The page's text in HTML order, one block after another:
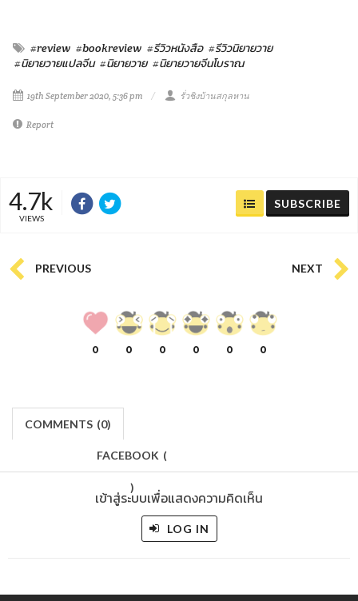
#review #bookreview #รีวิวหนังสือ #รีวิวนิยายวาย
#นิยายวายแปลจีน #นิยายวาย #นิยายวายจีนโบราณ
19th September 2020, 5:36 pm รั่วชิงบ้านสกุลหาน
Report
4.7k
VIEWS
SUBSCRIBE
PREVIOUS NEXT
0 0 0 0 0 0
COMMENTS (0)
FACEBOOK (
)
เข้าสู่ระบบเพื่อแสดงความคิดเห็น
LOG IN